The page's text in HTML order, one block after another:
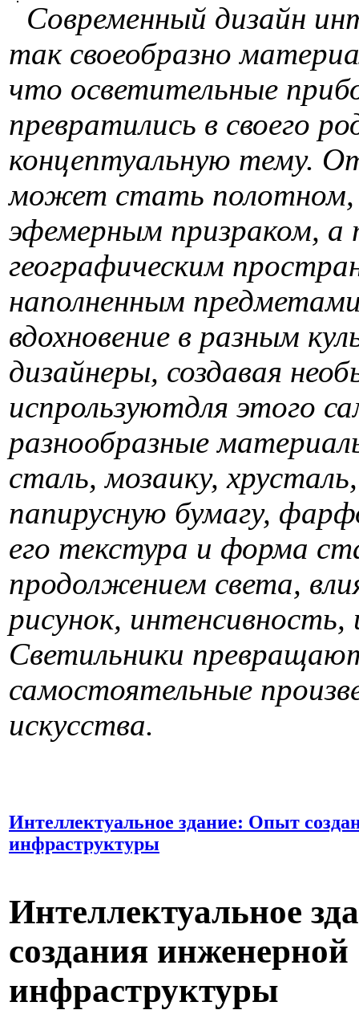
Современный дизайн
так своеобразно
что осветительные
превратились в своего
концептуальную тему.
может стать полотном,
эфемерным призраком, а
географическим
наполненным
вдохновение в разным
дизайнеры, создавая
испрользуютдля этого
разнообразные
сталь, мозаику,
папирусную бумагу,
его текстура и форма
продолжением света,
рисунок, интенсивность,
Светильники
самостоятельные
искусства.
Интеллектуальное здание: Опыт
инфраструктуры
Интеллектуальное
создания инженерной
инфраструктуры